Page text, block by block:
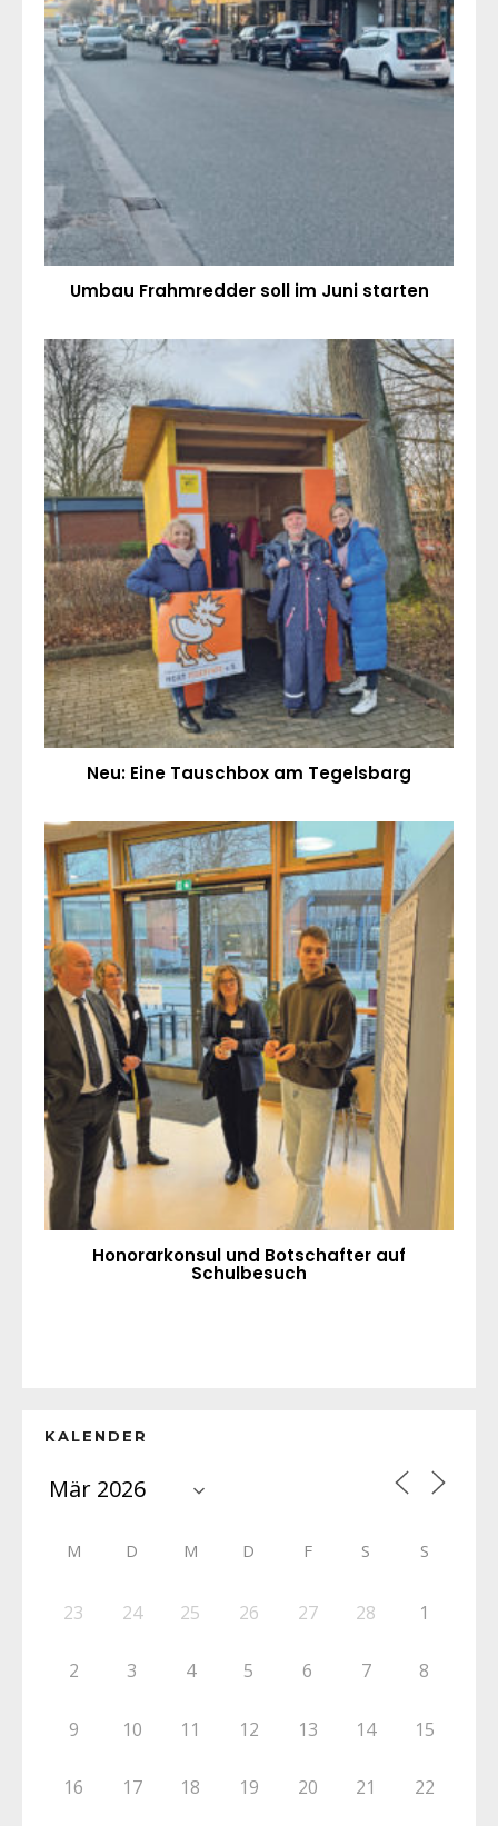
Umbau Frahmredder soll im Juni starten
Neu: Eine Tauschbox am Tegelsbarg
Honorarkonsul und Botschafter auf
Schulbesuch
KALENDER
M D M D F S S
23 24 25 26 27 28 1
2 3 4 5 6 7 8
9 10 11 12 13 14 15
16 17 18 19 20 21 22